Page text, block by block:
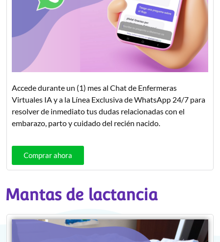
Accede durante un (1) mes al Chat de Enfermeras
Virtuales IA y a la Línea Exclusiva de WhatsApp 24/7 para
resolver de inmediato tus dudas relacionadas con el
embarazo, parto y cuidado del recién nacido.
Comprar ahora
Mantas de lactancia